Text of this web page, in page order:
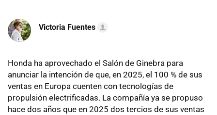
Victoria Fuentes
Honda ha aprovechado el Salón de Ginebra para
anunciar la intención de que, en 2025, el 100 % de sus
ventas en Europa cuenten con tecnologías de
propulsión electrificadas. La compañía ya se propuso
hace dos años que en 2025 dos tercios de sus ventas